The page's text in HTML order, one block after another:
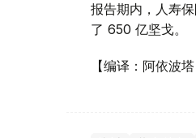
报告期内，人寿
了 650 亿坚戈。
【编译：阿依波塔